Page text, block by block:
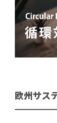
欧州サス